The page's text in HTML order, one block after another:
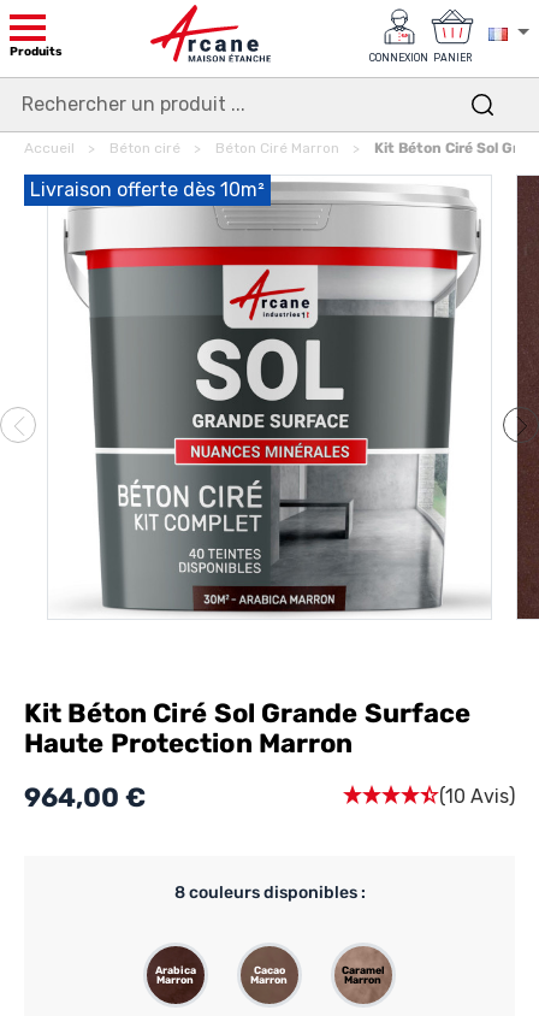
Produits CONNEXION PANIER
Accueil Béton ciré Béton Ciré Marron Kit Béton Ciré Sol
Livraison offerte dès 10m²
Kit Béton Ciré Sol Grande Surface
Haute Protection Marron
964,00 €
(10 Avis)
8couleurs disponibles :
Arabica
Marron
Cacao
Marron
Caramel
Marron